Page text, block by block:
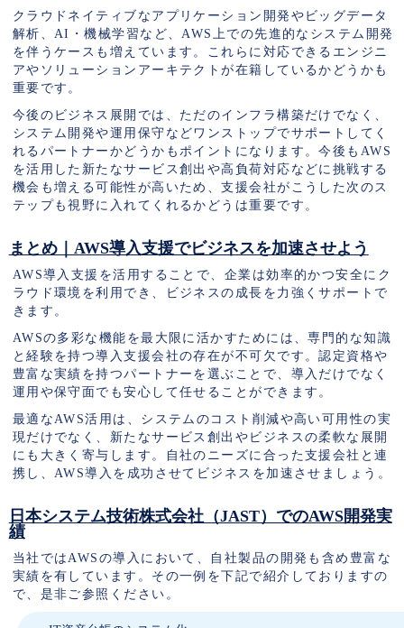
クラウドネイティブなアプリケーション開発やビッグデータ
解析、AI・機械学習など、AWS上での先進的なシステム開発
を伴うケースも増えています。これらに対応できるエンジニ
アやソリューションアーキテクトが在籍しているかどうかも
重要です。
今後のビジネス展開では、ただのインフラ構築だけでなく、
システム開発や運用保守などワンストップでサポートしてく
れるパートナーかどうかもポイントになります。今後もAWS
を活用した新たなサービス創出や高負荷対応などに挑戦する
機会も増える可能性が高いため、支援会社がこうした次のス
テップも視野に入れてくれるかどうは重要です。
まとめ｜AWS導入支援でビジネスを加速させよう
AWS導入支援を活用することで、企業は効率的かつ安全にク
ラウド環境を利用でき、ビジネスの成長を力強くサポートで
きます。
AWSの多彩な機能を最大限に活かすためには、専門的な知識
と経験を持つ導入支援会社の存在が不可欠です。認定資格や
豊富な実績を持つパートナーを選ぶことで、導入だけでなく
運用や保守面でも安心して任せることができます。
最適なAWS活用は、システムのコスト削減や高い可用性の実
現だけでなく、新たなサービス創出やビジネスの柔軟な展開
にも大きく寄与します。自社のニーズに合った支援会社と連
携し、AWS導入を成功させてビジネスを加速させましょう。
日本システム技術株式会社（JAST）でのAWS開発実
績
当社ではAWSの導入において、自社製品の開発も含め豊富な
実績を有しています。その一例を下記で紹介しておりますの
で、是非ご参照ください。